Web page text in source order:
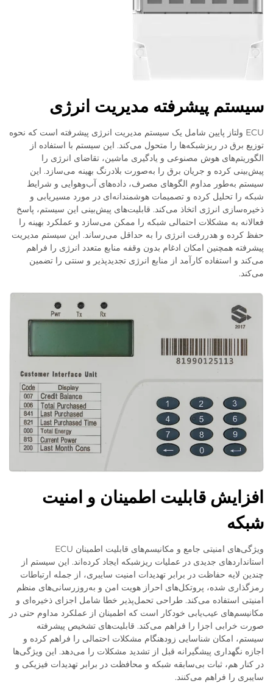
سیستم پیشرفته مدیریت انرژی
ECU ولتاز پایین شامل یک سیستم مدیریت انرژی پیشرفته است که نحوه
توزیع برق در ریزشبکه‌ها را متحول می‌کند. این سیستم با استفاده از
الگوریتم‌های هوش مصنوعی و یادگیری ماشین، تقاضای انرژی را
پیش‌بینی کرده و جریان برق را به‌صورت بلادرنگ بهینه می‌سازد. این
سیستم به‌طور مداوم الگوهای مصرف، داده‌های آب‌وهوایی و شرایط
شبکه را تحلیل کرده و تصمیمات هوشمندانه‌ای در مورد مسیریابی و
ذخیره‌سازی انرژی اتخاذ می‌کند. قابلیت‌های پیش‌بینی این سیستم، پاسخ
فعالانه به مشکلات احتمالی شبکه را ممکن می‌سازد و عملکرد بهینه را
حفظ کرده و هدررفت انرژی را به حداقل می‌رساند. این سیستم مدیریت
پیشرفته همچنین امکان ادغام بدون وقفه منابع متعدد انرژی را فراهم
می‌کند و استفاده کارآمد از منابع انرژی تجدیدپذیر و سنتی را تضمین
می‌کند.
افزایش قابلیت اطمینان و امنیت
شبکه
ویژگی‌های امنیتی جامع و مکانیسم‌های قابلیت اطمینان ECU
استانداردهای جدیدی در عملیات ریزشبکه ایجاد کرده‌اند. این سیستم از
چندین لایه حفاظت در برابر تهدیدات امنیت سایبری، از جمله ارتباطات
رمزگذاری شده، پروتکل‌های احراز هویت امن و به‌روزرسانی‌های منظم
امنیتی استفاده می‌کند. طراحی تحمل‌پذیر خطا شامل اجزای ذخیره‌ای و
مکانیسم‌های عیب‌یابی خودکار است که اطمینان از عملکرد مداوم حتی در
صورت خرابی اجزا را فراهم می‌کند. قابلیت‌های تشخیص پیشرفته
سیستم، امکان شناسایی زودهنگام مشکلات احتمالی را فراهم کرده و
اجازه نگهداری پیشگیرانه قبل از تشدید مشکلات را می‌دهد. این ویژگی‌ها
در کنار هم، ثبات بی‌سابقه شبکه و محافظت در برابر تهدیدات فیزیکی و
سایبری را فراهم می‌کنند.